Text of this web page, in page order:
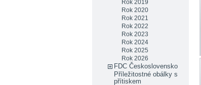
Rok 2019
Rok 2020
Rok 2021
Rok 2022
Rok 2023
Rok 2024
Rok 2025
Rok 2026
FDC Československo
Příležitostné obálky s
přítiskem